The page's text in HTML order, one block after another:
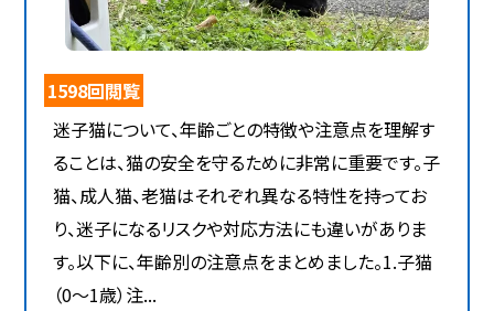
1598回閲覧
迷子猫について、年齢ごとの特徴や注意点を理解す
ることは、猫の安全を守るために非常に重要です。子
猫、成人猫、老猫はそれぞれ異なる特性を持ってお
り、迷子になるリスクや対応方法にも違いがありま
す。以下に、年齢別の注意点をまとめました。1.子猫
（0～1歳）注...